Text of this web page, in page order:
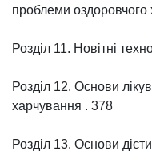
проблеми
Розділ 11. Новітні
Розділ 12. Основи
харчування . 378
Розділ 13. Основи